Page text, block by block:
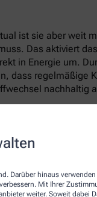
Darüber hinaus
Mit Ihrer
weiter. Soweit dabei
ist sie aber weit
Das aktiviert
in Energie um.
dass regelmäßige
nachhaltig